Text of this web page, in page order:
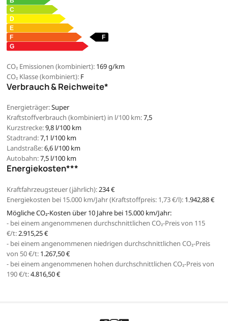
CO₂ Emissionen (kombiniert): 169 g/km
CO₂ Klasse (kombiniert): F
Verbrauch & Reichweite*
Energieträger:Super
Kraftstoffverbrauch (kombiniert) in l/100 km:7,5
Kurzstrecke:9,8 l/100 km
Stadtrand:7,1 l/100 km
Landstraße:6,6 l/100 km
Autobahn:7,5 l/100 km
Energiekosten***
Kraftfahrzeugsteuer (jährlich):234 €
Energiekosten bei 15.000 km/Jahr (Kraftstoffpreis: 1,73€/l): 1.942,88 €
Mögliche CO₂-Kosten über 10 Jahre bei 15.000 km/Jahr:
- bei einem angenommenen durchschnittlichen CO₂-Preis von 115
€/t:2.915,25 €
- bei einem angenommenen niedrigen durchschnittlichen CO₂-Preis
von 50 €/t: 1.267,50 €
- bei einem angenommenen hohen durchschnittlichen CO₂-Preis von
190 €/t:4.816,50 €